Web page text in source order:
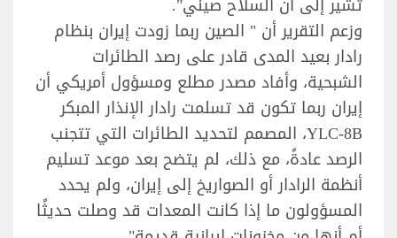
وزعم التقرير أن " الصين ربما زودت إيران بنظام
رادار بعيد المدى قادر على رصد الطائرات
الشبحية، وأفاد مصدر مطلع ومسؤول أمريكي أن
إيران ربما تكون قد تسلمت رادار الإنذار المبكر
YLC-8B، المصمم لتحديد الطائرات التي تتجنب
الرصد عادةً، مع ذلك، لم يتضح بعد موعد تسليم
أنظمة الرادار أو الصواريخ إلى إيران، ولم يحدد
المسؤولون ما إذا كانت المعدات قد وصلت حديثًا